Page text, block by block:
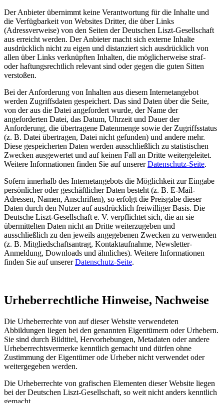
Der Anbieter übernimmt keine Verantwortung für die Inhalte und
die Verfügbarkeit von Websites Dritter, die über Links
(Adressverweise) von den Seiten der Deutschen Liszt-Gesellschaft
aus erreicht werden. Der Anbieter macht sich externe Inhalte
ausdrücklich nicht zu eigen und distanziert sich ausdrücklich von
allen über Links verknüpften Inhalten, die möglicherweise straf-
oder haftungsrechtlich relevant sind oder gegen die guten Sitten
verstoßen.
Bei der Anforderung von Inhalten aus diesem Internetangebot
werden Zugriffsdaten gespeichert. Das sind Daten über die Seite,
von der aus die Datei angefordert wurde, der Name der
angeforderten Datei, das Datum, Uhrzeit und Dauer der
Anforderung, die übertragene Datenmenge sowie der Zugriffsstatus
(z. B. Datei übertragen, Datei nicht gefunden) und andere mehr.
Diese gespeicherten Daten werden ausschließlich zu statistischen
Zwecken ausgewertet und auf keinen Fall an Dritte weitergeleitet.
Weitere Informationen finden Sie auf unsererDatenschutz-Seite.
Sofern innerhalb des Internetangebots die Möglichkeit zur Eingabe
persönlicher oder geschäftlicher Daten besteht (z. B. E-Mail-
Adressen, Namen, Anschriften), so erfolgt die Preisgabe dieser
Daten durch den Nutzer auf ausdrücklich freiwilliger Basis. Die
Deutsche Liszt-Gesellschaft e. V. verpflichtet sich, die an sie
übermittelten Daten nicht an Dritte weiterzugeben und
ausschließlich zu den jeweils angegebenen Zwecken zu verwenden
(z. B. Mitgliedschaftsantrag, Kontaktaufnahme, Newsletter-
Anmeldung, Downloads und ähnliches). Weitere Informationen
finden Sie auf unsererDatenschutz-Seite.
Urheberrechtliche Hinweise, Nachweise
Die Urheberrechte von auf dieser Website verwendeten
Abbildungen liegen bei den genannten Eigentümern oder Urhebern.
Sie sind durch Bildtitel, Hervorhebungen, Metadaten oder andere
Urheberrechtsvermerke kenntlich gemacht und dürfen ohne
Zustimmung der Eigentümer ode Urheber nicht verwendet oder
weitergegeben werden.
Die Urheberrechte von grafischen Elementen dieser Website liegen
bei der Deutschen Liszt-Gesellschaft, so weit nicht anders kenntlich
gemacht.